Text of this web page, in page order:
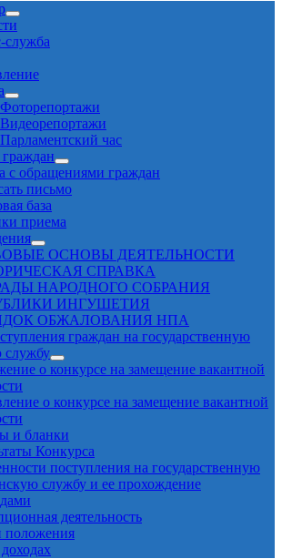
служба
Фоторепортажи
Видеорепортажи
Парламентский час
с обращениями граждан
письмо
база
приема
ОСНОВЫ ДЕЯТЕЛЬНОСТИ
СПРАВКА
НАРОДНОГО СОБРАНИЯ
ИНГУШЕТИЯ
ОБЖАЛОВАНИЯ НПА
граждан на государственную
службу
о конкурсе на замещение вакантной
о конкурсе на замещение вакантной
и бланки
Конкурса
поступления на государственную
службу и ее прохождение
деятельность
положения